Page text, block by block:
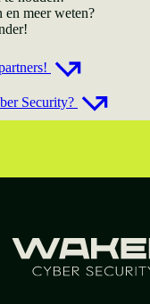
en meer weten?
Security?